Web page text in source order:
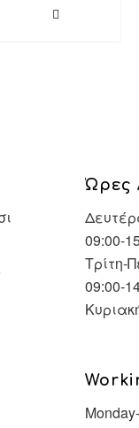
Ώρες
09:00-
Τρίτη-
09:00-